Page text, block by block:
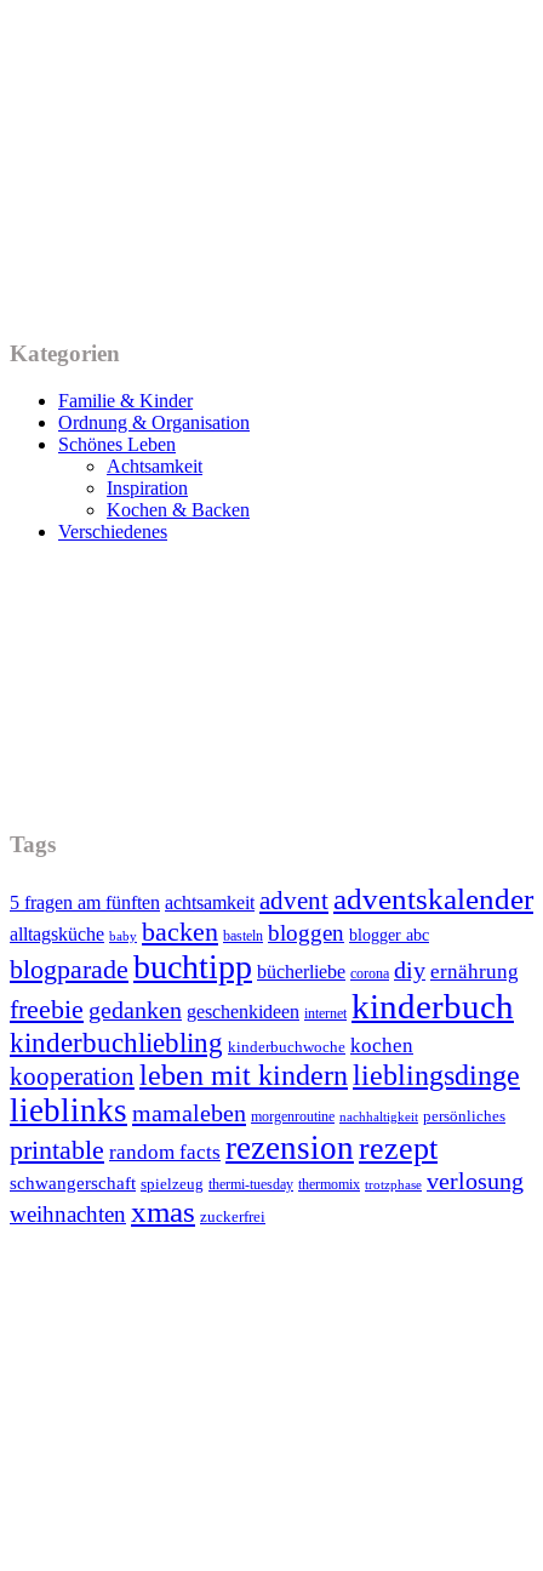
Kategorien
Familie & Kinder
Ordnung & Organisation
Schönes Leben
Achtsamkeit
Inspiration
Kochen & Backen
Verschiedenes
Tags
5 fragen am fünften achtsamkeit advent adventskalender
alltagsküche baby backen basteln bloggen blogger abc
blogparade buchtipp bücherliebe corona diy ernährung
freebie gedanken geschenkideen internet kinderbuch
kinderbuchliebling kinderbuchwoche kochen
kooperation leben mit kindernlieblingsdinge
lieblinks mamaleben morgenroutine nachhaltigkeit persönliches
printable random facts rezensionrezept
schwangerschaft spielzeug thermi-tuesday thermomix trotzphase verlosung
weihnachten xmas zuckerfrei